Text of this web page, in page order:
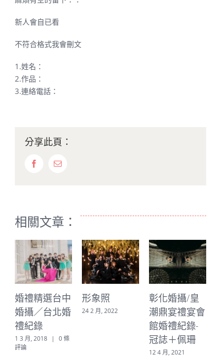
新人會自已看
不符合格式我會刪文
1.姓名：
2.作品：
3.連絡電話：
分享此頁：
FacebookEmail:
相關文章：
婚禮精選台中
婚攝／台北婚
禮紀錄
1 3 月, 2018 |
0 條
評論
形象照
24 2 月, 2022
彰化婚攝/皇
潮鼎宴禮宴會
館婚禮紀錄-
冠誌＋佩珊
12 4 月, 2021